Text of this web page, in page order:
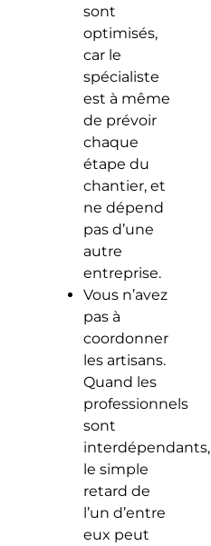
sont
optimisés,
car le
spécialiste
est à même
de prévoir
chaque
étape du
chantier, et
ne dépend
pas d’une
autre
entreprise.
Vous n’avez
pas à
coordonner
les artisans.
Quand les
professionnels
sont
interdépendants,
le simple
retard de
l’un d’entre
eux peut